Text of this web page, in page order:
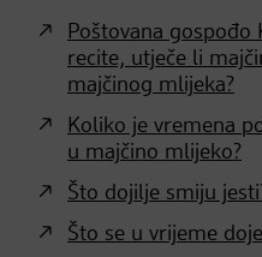
Poštovana gospođo
recite, utječe li
majčinog mlijeka?
Koliko je vremena
u majčino mlijeko?
Što dojilje smiju
Što se u vrijeme